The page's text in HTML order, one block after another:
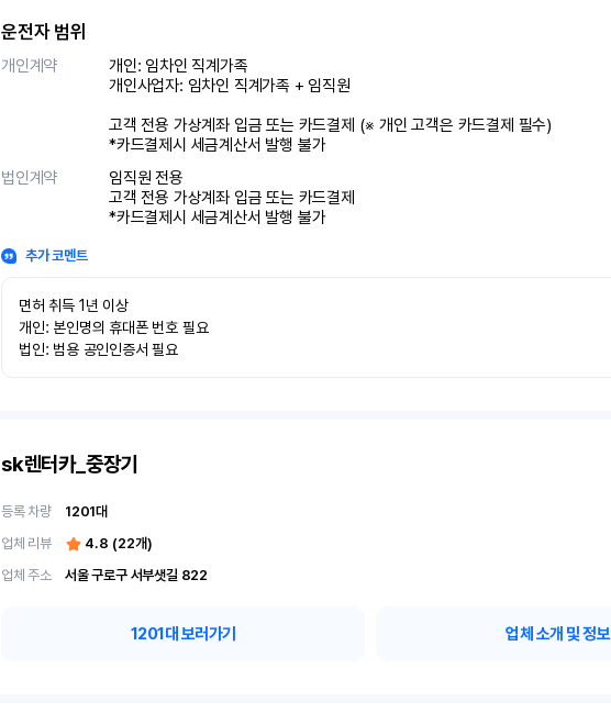
운전자 범위
개인계약
개인: 임차인 직계가족
개인사업자: 임차인 직계가족 + 임직원
고객 전용 가상계좌 입금 또는 카드결제 (※ 개인 고객은 카드결제 필수)
*카드결제시 세금계산서 발행 불가
법인계약
임직원 전용
고객 전용 가상계좌 입금 또는 카드결제
*카드결제시 세금계산서 발행 불가
추가 코멘트
면허 취득 1년 이상
개인: 본인명의 휴대폰 번호 필요
법인: 범용 공인인증서 필요
sk렌터카_중장기
등록 차량 1201대
업체 리뷰
4.8 (22개)
업체 주소
서울 구로구 서부샛길 822
1201대 보러가기 업체 소개 및 정보